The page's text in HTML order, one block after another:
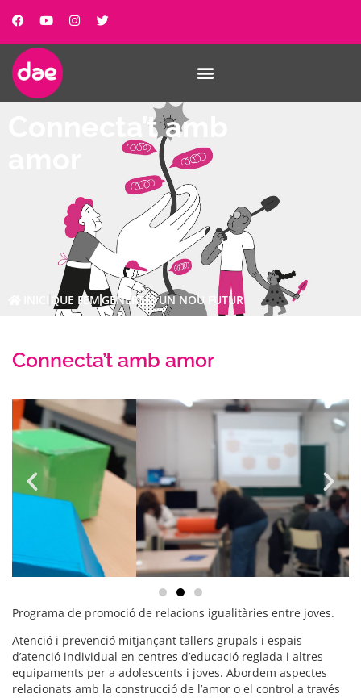
Connecta’t amb
QUE FEMGENEREM UN NOU FUTUR
Connecta’t amb amor
Programa de promoció de relacions igualitàries entre joves.
Atenció i prevenció mitjançant tallers grupals i espais
d’atenció individual en centres d’educació reglada i altres
equipaments per a adolescents i joves. Abordem aspectes
relacionats amb la construcció de l’amor o el control a través